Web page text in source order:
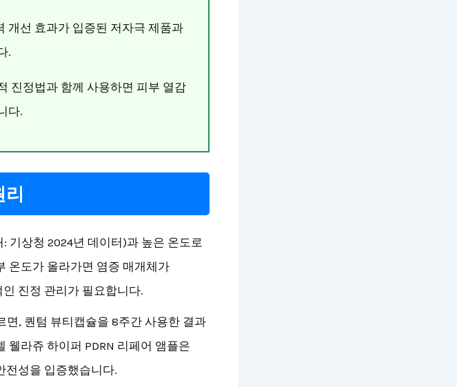
개선 효과가 입증된 저자극 제품과
.
진정법과 함께 사용하면 피부 열감
다.
기상청 2024년 데이터)과 높은 온도로
온도가 올라가면 염증 매개체가
진정 관리가 필요합니다.
, 퀀텀 뷰티캡슐을 8주간 사용한 결과
웰라쥬 하이퍼 PDRN 리페어 앰플은
전성을 입증했습니다.